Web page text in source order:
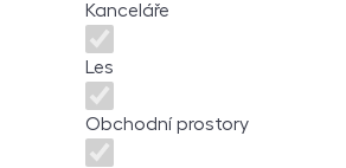
Kanceláře
Les
Obchodní prostory